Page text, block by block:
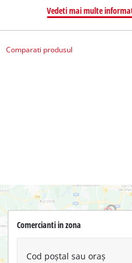
Vedeti mai multe
Comparati produsul
Comercianti in zona
Cod poștal sau oraș